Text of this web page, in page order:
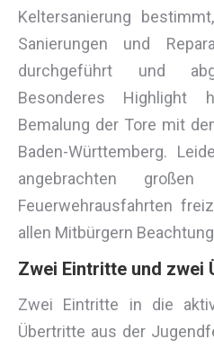
Keltersanierung
Sanierungen und
durchgeführt und
Besonderes
Bemalung der Tore mit
Baden-Württemberg.
angebrachten
Feuerwehrausfahrten
allen Mitbürgern
Zwei Eintritte und zwei
Zwei Eintritte in die
Übertritte aus der